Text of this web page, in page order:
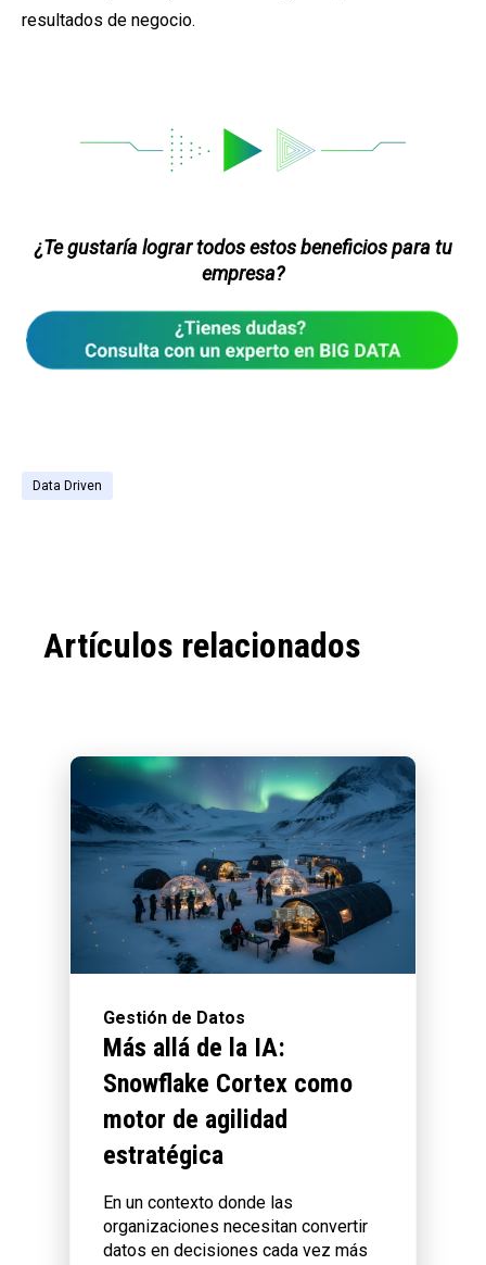
resultados de negocio.
¿Te gustaría lograr todos estos beneficios para tu
empresa?
Data Driven
Artículos relacionados
Gestión de Datos
Más allá de la IA:
Snowflake Cortex como
motor de agilidad
estratégica
En un contexto donde las
organizaciones necesitan convertir
datos en decisiones cada vez más